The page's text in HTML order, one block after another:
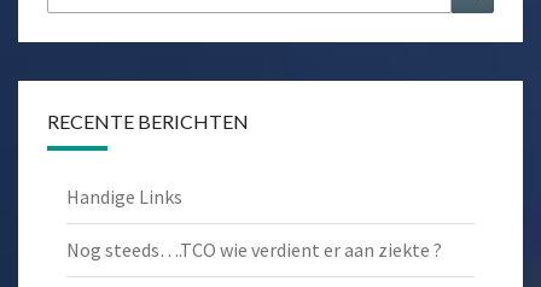
naar:
RECENTE BERICHTEN
Handige Links
Nog steeds….TCO wie verdient er aan ziekte ?